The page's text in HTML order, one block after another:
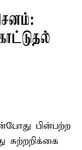
பின்பற்ற
சுற்றறிக்கை